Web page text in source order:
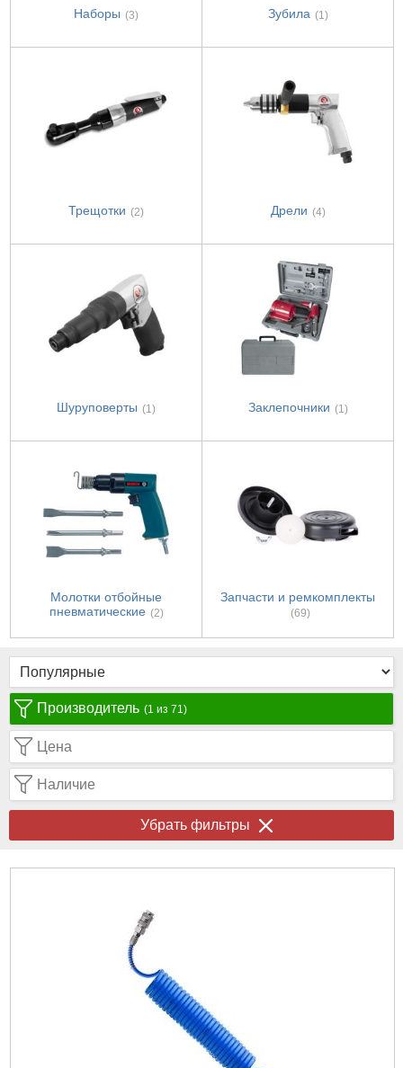
Наборы (3) Зубила (1)
Трещотки (2) Дрели (4)
Шуруповерты (1) Заклепочники (1)
Молотки отбойные
пневматические (2)
Запчасти и ремкомплекты
(69)
Производитель (1 из 71)
Цена
Наличие
Убрать фильтры